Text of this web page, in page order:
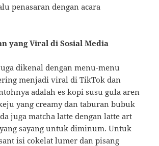
penasaran dengan acara
yang Viral di Sosial Media
dikenal dengan menu-menu
menjadi viral di TikTok dan
adalah es kopi susu gula aren
yang creamy dan taburan bubuk
juga matcha latte dengan latte art
sayang untuk diminum. Untuk
isi cokelat lumer dan pisang